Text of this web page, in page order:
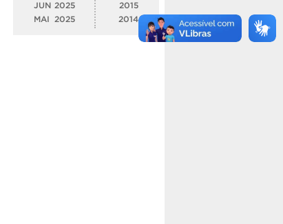
JUN 2025
MAI
2025
2015
2014